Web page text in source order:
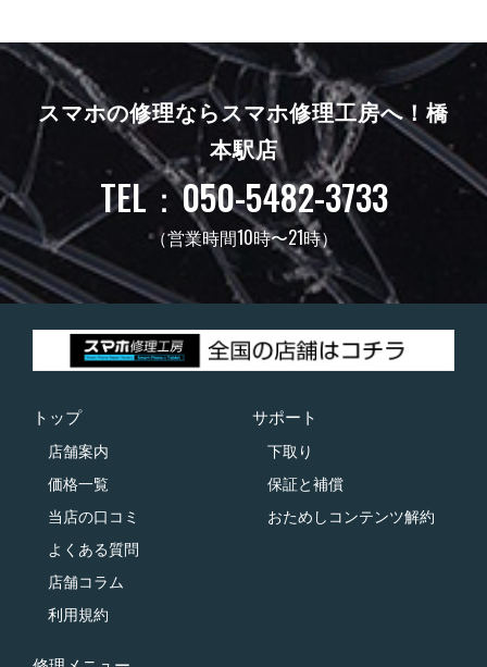
スマホの修理ならスマホ修理工房へ！ 橋
本駅店
TEL：050-5482-3733
（営業時間10時〜21時）
トップ
店舗案内
価格一覧
当店の口コミ
よくある質問
店舗コラム
利用規約
サポート
下取り
保証と補償
おためしコンテンツ解約